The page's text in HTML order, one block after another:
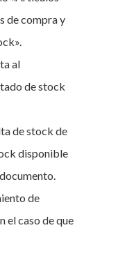
de compra y
al
de stock
de stock de
disponible
de
el caso de que